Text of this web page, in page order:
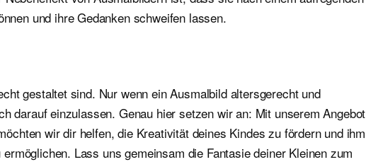
und ihre Gedanken schweifen lassen.
gestaltet sind. Nur wenn ein Ausmalbild altersgerecht und
darauf einzulassen. Genau hier setzen wir an: Mit unserem Angebot
wir dir helfen, die Kreativität deines Kindes zu fördern und ihm
Lass uns gemeinsam die Fantasie deiner Kleinen zum